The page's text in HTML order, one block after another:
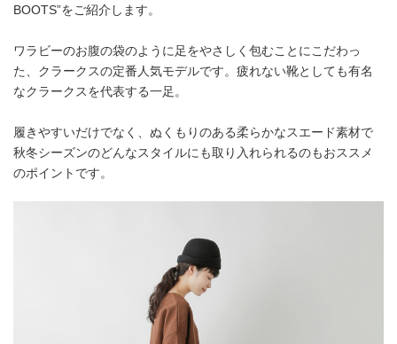
BOOTS”をご紹介します。
ワラビーのお腹の袋のように足をやさしく包むことにこだわっ
た、クラークスの定番人気モデルです。疲れない靴としても有名
なクラークスを代表する一足。
履きやすいだけでなく、ぬくもりのある柔らかなスエード素材で
秋冬シーズンのどんなスタイルにも取り入れられるのもおススメ
のポイントです。